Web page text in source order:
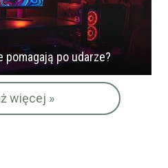
pomagają po udarze?
więcej »